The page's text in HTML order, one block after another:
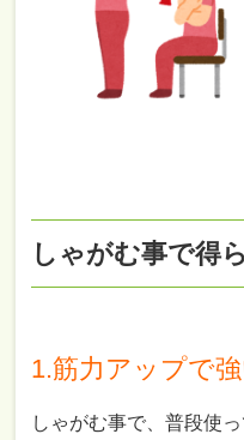
しゃがむ事で得
1.筋力アップで
しゃがむ事で、普段使